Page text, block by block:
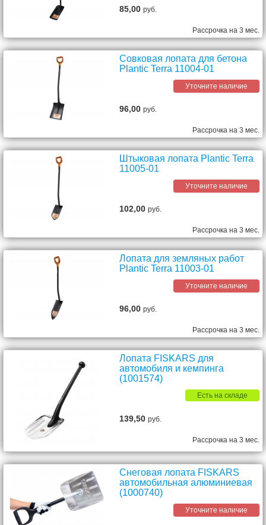
85,00руб.
Рассрочка на 3 мес.
Совковая лопата для бетона
Plantic Terra 11004-01
Уточните наличие
96,00руб.
Рассрочка на 3 мес.
Штыковая лопата Plantic Terra
11005-01
Уточните наличие
102,00руб.
Рассрочка на 3 мес.
Лопата для земляных работ
Plantic Terra 11003-01
Уточните наличие
96,00руб.
Рассрочка на 3 мес.
Лопата FISKARS для
автомобиля и кемпинга
(1001574)
Есть на складе
139,50руб.
Рассрочка на 3 мес.
Снеговая лопата FISKARS
автомобильная алюминиевая
(1000740)
Уточните наличие